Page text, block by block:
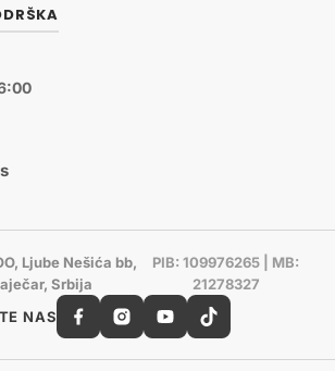
Ljube Nešića bb,
Srbija
PIB: 109976265 | MB:
21278327
NAS